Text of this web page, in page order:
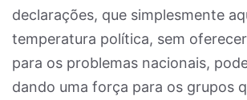
declarações, que simplesmente
temperatura política, sem
para os problemas nacionais,
dando uma força para os grupos